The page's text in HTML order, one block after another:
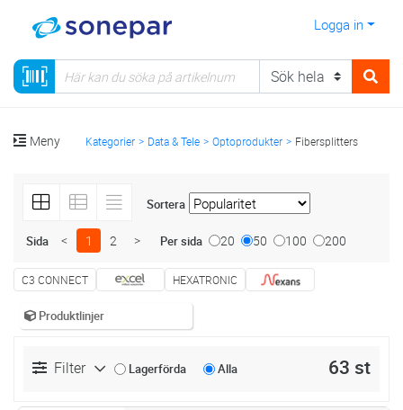
Logga in
Meny Kategorier Data & Tele Optoprodukter Fibersplitters
Sortera
Sida < 1 2 > Per sida 20 50 100 200
C3 CONNECT HEXATRONIC
Produktlinjer
Filter Lagerförda Alla 63 st